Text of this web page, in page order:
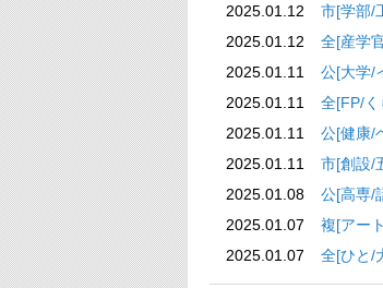
2025.01.12
市[学
2025.01.12
全[産
2025.01.11
公[大
2025.01.11
全
2025.01.11
公[健
2025.01.11
市[創設
2025.01.08
公[高
2025.01.07
複[ア
2025.01.07
全[ひ